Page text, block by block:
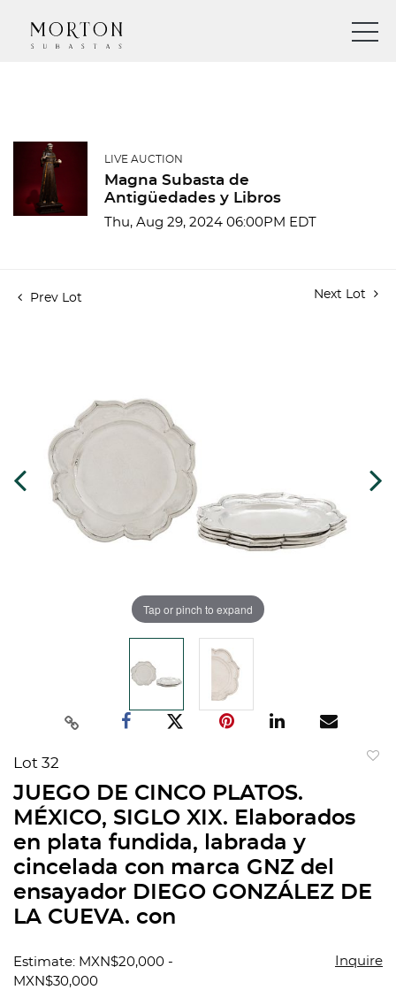
LIVE AUCTION
Magna Subasta de
Antigüedades y Libros
Thu, Aug 29, 2024 06:00PM EDT
Prev Lot Next Lot
Tap or pinch to expand
Lot 32
JUEGO DE CINCO PLATOS.
MÉXICO, SIGLO XIX. Elaborados
en plata fundida, labrada y
cincelada con marca GNZ del
ensayador DIEGO GONZÁLEZ DE
LA CUEVA. con
Estimate: MXN$20,000 -
MXN$30,000
Inquire